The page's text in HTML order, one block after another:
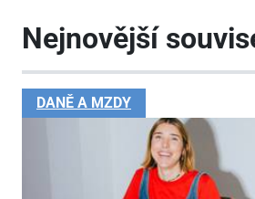
Nejnovější
DANĚ A MZDY